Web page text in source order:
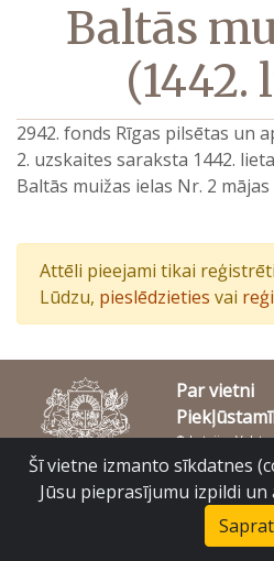
Baltās
(1442.
2942. fonds Rīgas pilsētas un
2. uzskaites saraksta 1442. lieta
Baltās muižas ielas Nr. 2
Attēli pieejami tikai
Lūdzu, pieslēdzieties vai
Par vietni
© Latvijas Valsts
Slokas iela 16,
Šī vietne izmanto sīkdatnes
Jūsu pieprasījumu izpildi